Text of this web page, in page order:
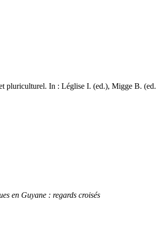
pluriculturel. In : Léglise I. (ed.), Migge B.
en Guyane : regards croisés